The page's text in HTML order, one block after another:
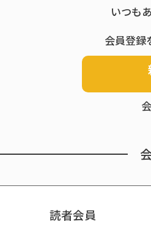
いつも
会員登録
読者会員